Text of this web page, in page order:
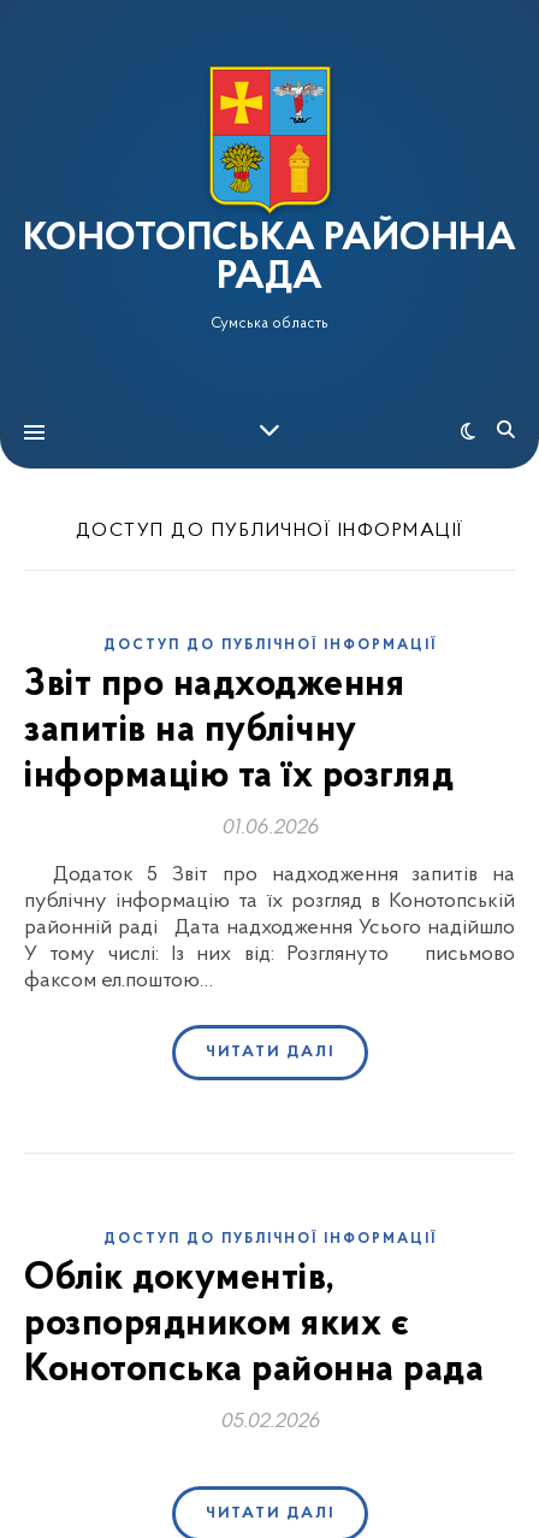
КОНОТОПСЬКА РАЙОННА
РАДА
Сумська область
ДОСТУП ДО ПУБЛИЧНОЇ ІНФОРМАЦІЇ
ДОСТУП ДО ПУБЛІЧНОЇ ІНФОРМАЦІЇ
Звіт про надходження
запитів на публічну
інформацію та їх розгляд
01.06.2026
Додаток 5 Звіт про надходження запитів на
публічну інформацію та їх розгляд в Конотопській
районній раді Дата надходження Усього надійшло
У тому числі: Із них від: Розглянуто письмово
факсом ел.поштою…
ЧИТАТИ ДАЛІ
ДОСТУП ДО ПУБЛІЧНОЇ ІНФОРМАЦІЇ
Облік документів,
розпорядником яких є
Конотопська районна рада
05.02.2026
ЧИТАТИ ДАЛІ